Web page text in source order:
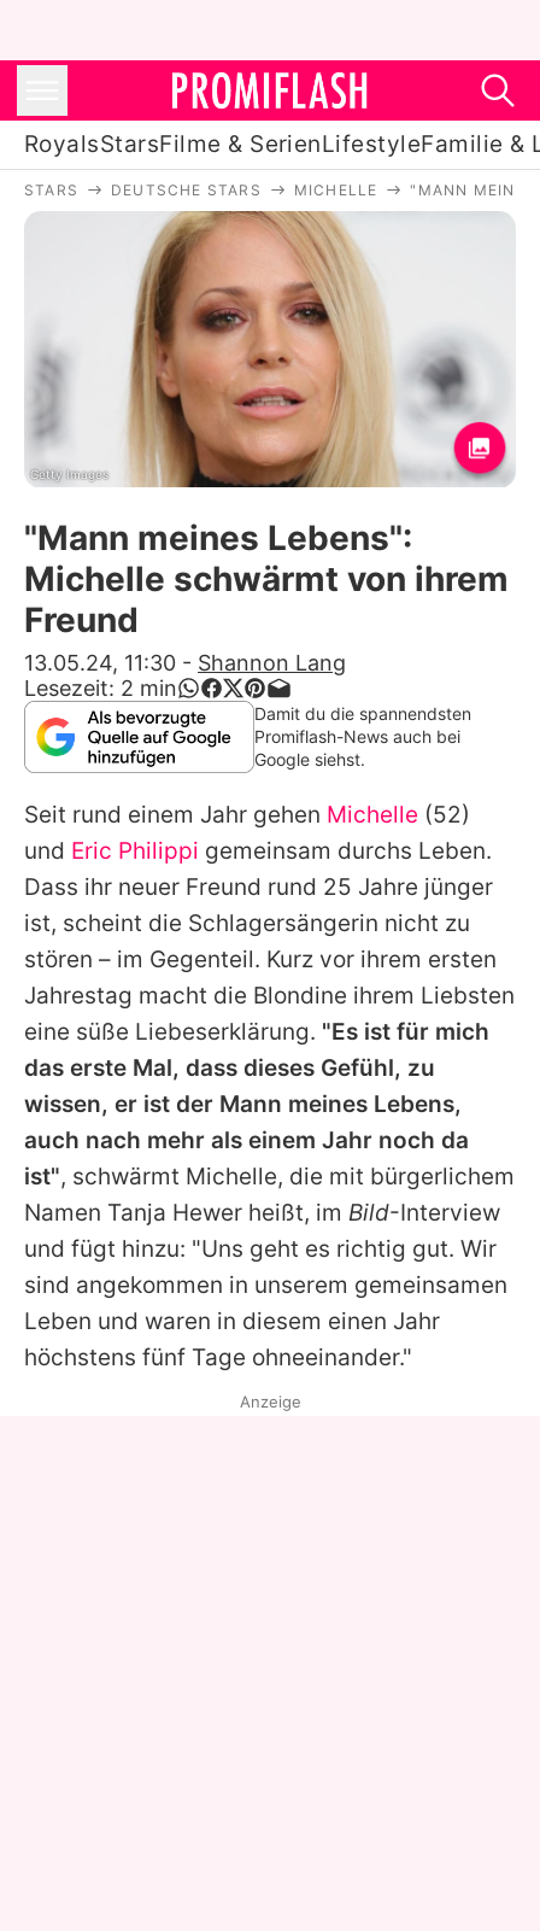
RoyalsStarsFilme & SerienLifestyleFamilie &
Royals
Stars
Filme & Serien
Lifestyle
Familie & Liebe
Promiflash Exklusiv
Alle Themen auf Promiflash
App runterladen
Team
Redaktionelle Richtlinien
Impressum
Datenschutzerklärung
Nutzungsbedingungen
Utiq verwalten
STARS DEUTSCHE STARS MICHELLE "MANN
Getty Images
"Mann meines Lebens":
Michelle schwärmt von ihrem
Freund
13.05.24, 11:30 - Shannon Lang
Lesezeit: 2 min
Damit du die spannendsten
Promiflash-News auch bei
Google siehst.
Seit rund einem Jahr gehen Michelle (52)
und Eric Philippi gemeinsam durchs Leben.
Dass ihr neuer Freund rund 25 Jahre jünger
ist, scheint die Schlagersängerin nicht zu
stören – im Gegenteil. Kurz vor ihrem ersten
Jahrestag macht die Blondine ihrem Liebsten
eine süße Liebeserklärung. "Es ist für mich
das erste Mal, dass dieses Gefühl, zu
wissen, er ist der Mann meines Lebens,
auch nach mehr als einem Jahr noch da
ist", schwärmt Michelle, die mit bürgerlichem
Namen Tanja Hewer heißt, im Bild-Interview
und fügt hinzu: "Uns geht es richtig gut. Wir
sind angekommen in unserem gemeinsamen
Leben und waren in diesem einen Jahr
höchstens fünf Tage ohneeinander."
Anzeige